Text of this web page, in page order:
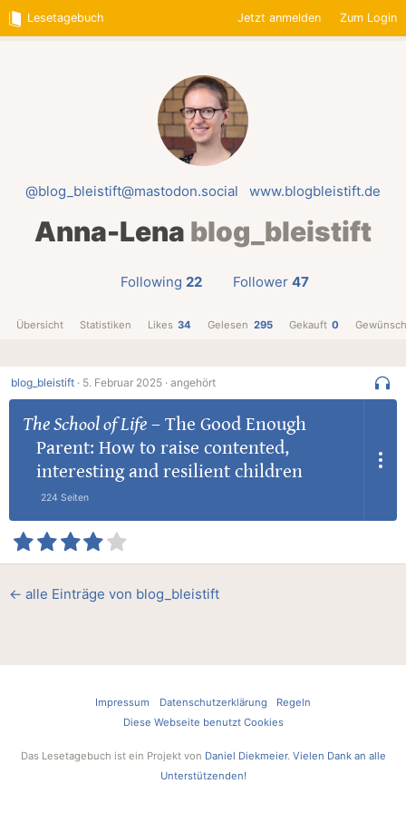
Lesetagebuch Jetzt anmelden Zum Login
@blog_bleistift@mastodon.social www.blogbleistift.de
Anna-Lena blog_bleistift
Following 22 Follower 47
Übersicht Statistiken Likes 34 Gelesen 295 Gekauft 0
blog_bleistift · 5. Februar 2025 · angehört
The School of Life– The Good Enough
Parent: How to raise contented,
interesting and resilient children
224 Seiten
← alle Einträge von blog_bleistift
Impressum Datenschutzerklärung
Regeln
Diese Webseite benutzt Cookies
Das Lesetagebuch ist ein Projekt von Daniel Diekmeier. Vielen Dank an alle
Unterstützenden!